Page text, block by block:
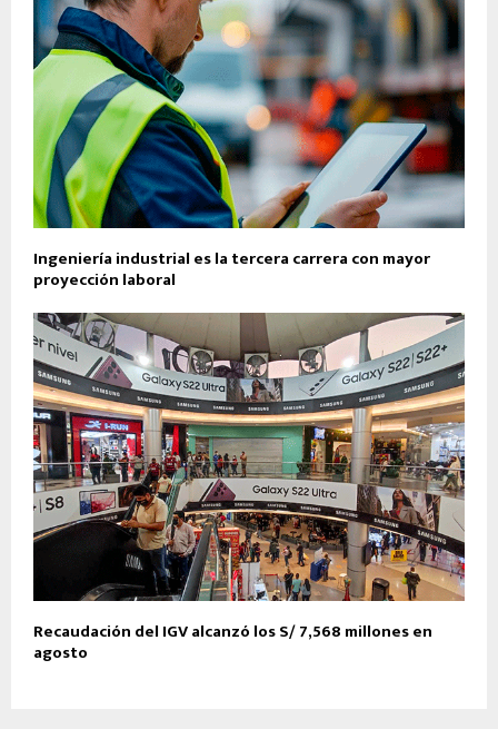
Ingeniería industrial es la tercera carrera con mayor
proyección laboral
Recaudación del IGV alcanzó los S/ 7,568 millones en
agosto